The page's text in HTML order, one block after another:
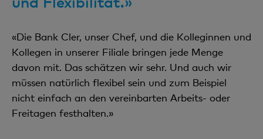
«Die Bank Cler, unser Chef, und die Kolleginnen und
Kollegen in unserer Filiale bringen jede Menge
davon mit. Das schätzen wir sehr. Und auch wir
müssen natürlich flexibel sein und zum Beispiel
nicht einfach an den vereinbarten Arbeits- oder
Freitagen festhalten.»